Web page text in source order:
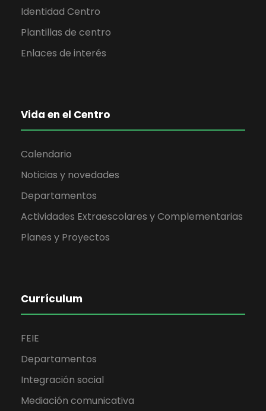
Identidad Centro
Plantillas de centro
Enlaces de interés
Vida en el Centro
Calendario
Noticias y novedades
Departamentos
Actividades Extraescolares y Complementarias
Planes y Proyectos
Currículum
FEIE
Departamentos
Integración social
Mediación comunicativa